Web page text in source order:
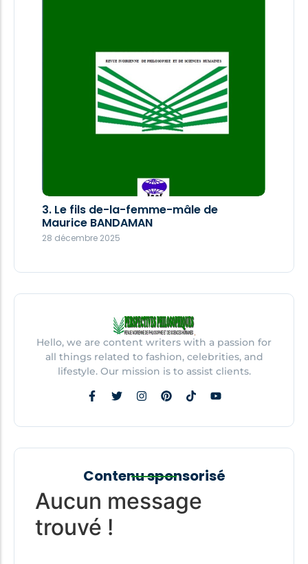
3. Le fils de-la-femme-mâle de
Maurice BANDAMAN
28 décembre 2025
Perspectives philosophiques 030 2025
27 décembre 2025
Hello, we are content writers with a passion for
all things related to fashion, celebrities, and
lifestyle. Our mission is to assist clients.
Contenu sponsorisé
Aucun message
trouvé !